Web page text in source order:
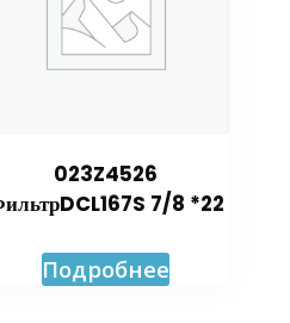
023Z4526
7/8 *22
Подробнее